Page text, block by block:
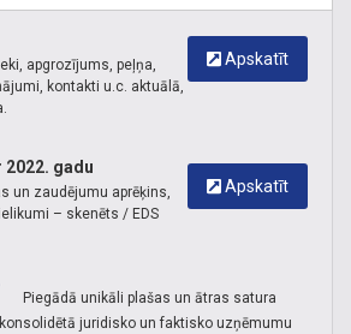
Apskatīt
apgrozījums, peļņa,
kontakti u.c. aktuālā,
Apskatīt
2022. gadu
un zaudējumu aprēķins,
– skenēts / EDS
Piegādā unikāli plašas un ātras satura
juridisko un faktisko uzņēmumu